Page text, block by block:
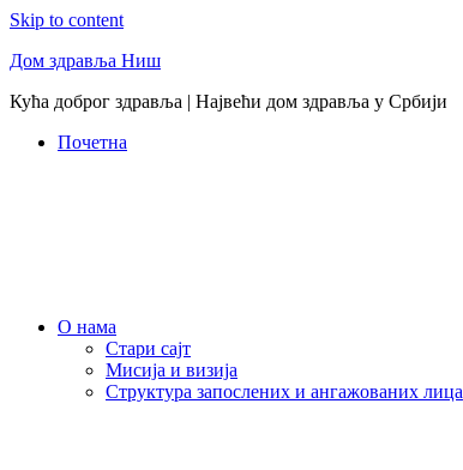
Skip to content
Дом здравља Ниш
Кућа доброг здравља | Највећи дом здравља у Србији
Почетна
О нама
Стари сајт
Мисија и визија
Структура запослених и ангажованих лица